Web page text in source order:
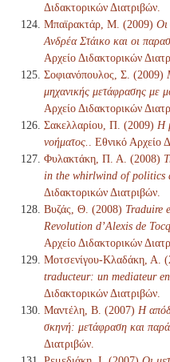
Διδακτορικών Διατριβών.
Μπαϊρακτάρ, Μ. (2009) Οι
Ανδρέα Στάικο και οι
Αρχείο Διδακτορικών
Σοφιανόπουλος, Σ. (2009)
μηχανικής μετάφρασης με
Αρχείο Διδακτορικών
Σακελλαρίου, Π. (2009) Η
νοήματος.
. Εθνικό Αρχείο
Φυλακτάκη, Π. Α. (2008)
in the whirlwind of politics
Διδακτορικών Διατριβών.
Βυζάς, Θ. (2008) Traduire
Revolution d’Alexis de
Αρχείο Διδακτορικών
Μοτσενίγου-Κλαδάκη, Α.
traducteur: un mediateur
Διδακτορικών Διατριβών.
Μαντέλη, Β. (2007) Η
σκηνή: μετάφραση και
Διατριβών.